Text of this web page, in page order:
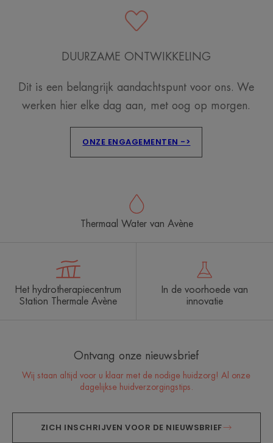
DUURZAME ONTWIKKELING
Dit is een belangrijk aandachtspunt voor ons. We
werken hier elke dag aan, met oog op morgen.
ONZE ENGAGEMENTEN ->
Thermaal Water van Avène
Het hydrotherapiecentrum
Station Thermale Avène
In de voorhoede van
innovatie
Ontvang onze nieuwsbrief
Wij staan altijd voor u klaar met de nodige huidzorg! Al onze
dagelijkse huidverzorgingstips.
ZICH INSCHRIJVEN VOOR DE NIEUWSBRIEF